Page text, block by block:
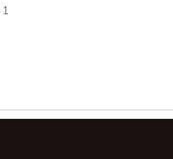
1